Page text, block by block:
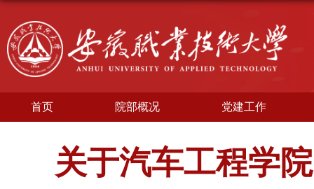
首页 院部概况 党建工作
关于汽车工程学